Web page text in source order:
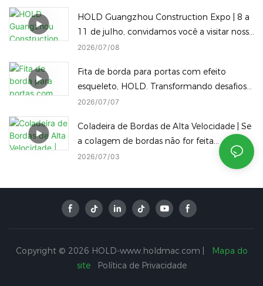
arredondada com apenas um toque.
HOLD Guangzhou Construction Expo | 8 a
11 de julho, convidamos você a visitar nossa
fábrica.
2026 07 08
Fita de borda para portas com efeito
esqueleto, HOLD. Transformando desafios
em destaques.
2026 07 07
Coladeira de Bordas de Alta Velocidade | Se
a colagem de bordas não for feita
corretamente, até os melhores painéis
2026 07 03
Copyright © 2026 HOLD-www.holdmac.com |
Mapa do
site
Política de Privacidade